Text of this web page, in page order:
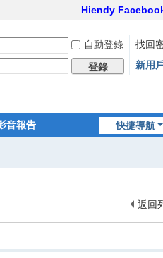
Hiendy
自動登錄
找回
登錄 新用
快捷導航
音報告
返回